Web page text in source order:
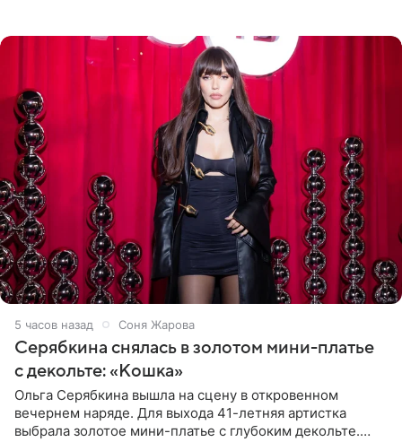
5 часов назад Соня Жарова
Серябкина снялась в золотом мини-платье
с декольте: «Кошка»
Ольга Серябкина вышла на сцену в откровенном
вечернем наряде. Для выхода 41-летняя артистка
выбрала золотое мини-платье с глубоким декольте.